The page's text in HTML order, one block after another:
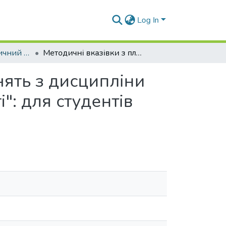
Log In
Навчально-методичний комплекс дисциплін кафедри У та ЗМП Методичні вказівки з планами семінарських занять з дисципліни "Українська культура в європейському контексті": для студентів усіх спеціальностей денної форми навчання
з дисципліни
для студентів